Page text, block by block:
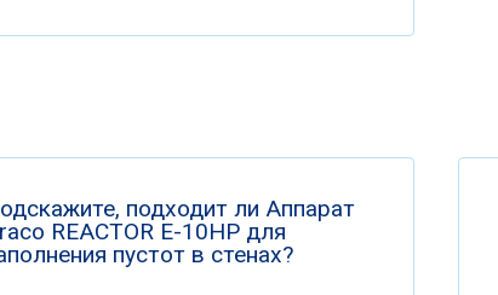
подходит ли Аппарат
REACTOR E-10HP для
пустот в стенах?